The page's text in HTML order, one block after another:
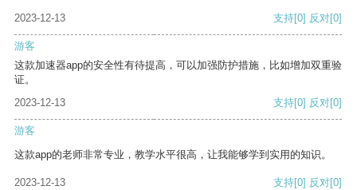
2023-12-13
支持[0] 反对[0]
游客
这款加速器app的安全性有待提高，可以加强防护措施，比如增加双重验
证。
2023-12-13
支持[0] 反对[0]
游客
这款app的老师非常专业，教学水平很高，让我能够学到实用的知识。
2023-12-13 支持[0] 反对[0]